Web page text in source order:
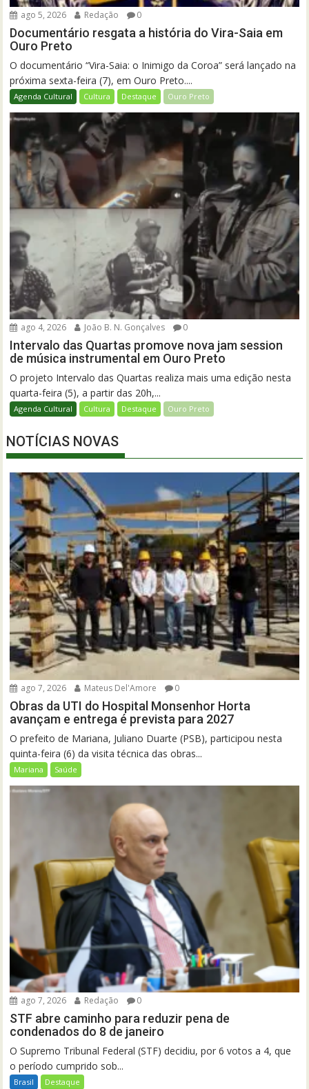
ago 5, 2026 Redação 0
Documentário resgata a história do Vira-Saia em
Ouro Preto
O documentário “Vira-Saia: o Inimigo da Coroa” será lançado na
próxima sexta-feira (7), em Ouro Preto....
Agenda Cultural Cultura Destaque Ouro Preto
ago 4, 2026 João B. N. Gonçalves 0
Intervalo das Quartas promove nova jam session
de música instrumental em Ouro Preto
O projeto Intervalo das Quartas realiza mais uma edição nesta
quarta-feira (5), a partir das 20h,...
Agenda Cultural Cultura Destaque Ouro Preto
NOTÍCIAS NOVAS
ago 7, 2026 Mateus Del'Amore 0
Obras da UTI do Hospital Monsenhor Horta
avançam e entrega é prevista para 2027
O prefeito de Mariana, Juliano Duarte (PSB), participou nesta
quinta-feira (6) da visita técnica das obras...
Mariana Saúde
ago 7, 2026 Redação 0
STF abre caminho para reduzir pena de
condenados do 8 de janeiro
O Supremo Tribunal Federal (STF) decidiu, por 6 votos a 4, que
o período cumprido sob...
Brasil Destaque